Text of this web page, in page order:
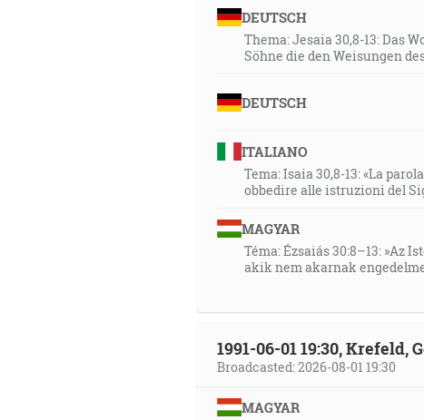
DEUTSCH
Thema: Jesaia 30,8-13: Das
Söhne die den Weisungen
DEUTSCH
ITALIANO
Tema: Isaia 30,8-13: «La
obbedire alle istruzioni del
MAGYAR
Téma: Ézsaiás 30:8–13: »Az
akik nem akarnak
1991-06-01 19:30,
Broadcasted: 2026-08-01 19:30
MAGYAR